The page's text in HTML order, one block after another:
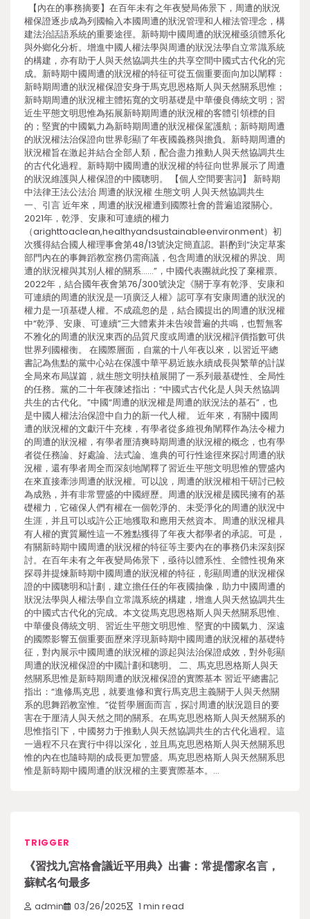
【內在的事務摘要】在百年未有之年夜變局佈景下，周遭的狀況
權保證逐步成為列國輸入本國周遭的狀況管理和人權法管理念，構
建法治話語系統的重要途徑。新時期中國周遭的狀況權亟須體系化
與外鄉化分析。增進中國人權法學與周遭的狀況法學自立常識系統
的構建，亦有助于人與天然協調共生的共享空間中國式古代化的完
成。新時期中國周遭的狀況權的特征可從五個重要面向加以闡釋：
新時期周遭的狀況權保證安身于馬克思恩格斯人與天然關系思惟；
新時期周遭的狀況權主體拓寬的文明基礎是中華優良傳統文明；習
近生平態文明思惟為拓展新時期周遭的狀況權的客體引領標的目
的；堅實的中國氣力為新時期周遭的狀況權保駕護航；新時期周遭
的狀況權法治保證向世界彰顯了年夜國義務與擔負。新時期周遭的
狀況權旨在激起并結合全部人類，配合盡力推動人與天然協調共生
的古代化過程。新時期中國周遭的狀況權的特征向世界展示了周遭
的狀況維護與人權保證的中國聰明。 【個人空間要害詞】 新時期
中法律王法公法治 周遭的狀況權 生態文明 人與天然協調共生
一、引言 近年來，周遭的狀況權遭到國際社會的普遍追蹤關心。
2021年，乾淨、安康和可連續的權力
（arighttoaclean,healthyandsustainableenvironment）初
次獲得結合國人權理事會第48/13號決定簡直認。斟酌到“決定草案
部門內在的事舞蹈教室務仍需商議，包含周遭的狀況權的界說、周
遭的狀況權與其別人權的關系……”，中國代表團就此投了棄權票。
2022年，結合國年夜會第76/300號決定《關于享有乾淨、安康和
可連續的周遭的狀況是一項廣泛人權》認可享有安康周遭的狀況的
權力是一項基礎人權。不成疏忽的是，結合國提出的周遭的狀況權
中“乾淨、安康、可連續”三大體素并未告竣普遍的共鳴，也暫無客
不雅化的周遭的狀況東西的品質尺度或周遭的狀況權評價指數可供
世界列國權衡。 在國際層面，自黨的十八年夜以來，以習近平總
書記為焦點的黨中心站在保護中華平易近族永續成長與繁華的計謀
全局來布局謀篇，就生態文明扶植展開了一系列最基礎性、全局性
的任務。黨的二十年夜陳述指出：“中國式古代化是人與天然協調
共生的古代化。”中國“周遭的狀況權是周遭的狀況法的基石”，也
是中國人權法治保證中自力的新一代人權。 近年來，有關中國周
遭的狀況權的文獻汗牛充棟，有學者從多維視角闡釋作為法令權力
的周遭的狀況權，有學者厘清爽時期周遭的狀況權的概念，也有學
者從任務論、好處論、法式論、進典的可行性途徑來探討周遭的狀
況權，還有學者周全而深刻地闡釋了習近生平態文明思惟的豐盛內
在來直接牽涉周遭的狀況權。可以說，周遭的狀況權相干研討已較
為成熟，并有非常豐盛的中國經歷。周遭的狀況權是國民擁有的基
礎權力，它確保人們有權在一個乾淨的、未受淨化的周遭的狀況中
生涯，并且可以或許公正地獲取和應用天然資本。周遭的狀況權具
有人權的實質屬性這一不雅點獲得了年夜大都學者的承認。可是，
有關新時期中國周遭的狀況權的特征等主要內在的事務仍未深刻探
討。在百年未有之年夜變局佈景下，亟待以體系性、全體性視角來
探尋并提煉新時期中國周遭的狀況權的特征，彰顯周遭的狀況權保
證的中國聰明和計劃，建立擔任任的年夜國抽像，助力中國周遭的
狀況法學與人權法學自立常識系統的構建，增進人與天然協調共生
的中國式古代化的完成。本文從馬克思恩格斯人與天然關系思惟、
中華優良傳統文明、習近生平態文明思惟、堅實的中國氣力、深遠
的國際影響五個重要面歷來浮現新時期中國周遭的狀況權的基礎特
征，對內展示中國周遭的狀況權的源起與法治保證成效，對外彰顯
周遭的狀況權保證的中國計劃和聰明。 二、馬克思恩格斯人與天
然關系思惟是新時期周遭的狀況權保證的實際基本 習近平總書記
指出：“進修馬克思，就要進修和實行馬克思主義關于人與天然關
系的思舞蹈教室惟。”從哲學層面而言，探討周遭的狀況題目的要
害在于厘清人與天然之間的關系。在馬克思恩格斯人與天然關系的
思惟指引下，中國努力于推動人與天然協調共生的古代化過程。這
一過程不只在實行中得以深化，並且馬克思恩格斯人與天然關系思
惟的內在也隨時期的成長更加豐盛。馬克思恩格斯人與天然關系思
惟是新時期中國周遭的狀況權的主要實際基本。…
TRIGGER
《習找九宮格會議近平用典》出書：常提儒家名言，
蘇軾名句最多
admin 03/26/2025 1 min read